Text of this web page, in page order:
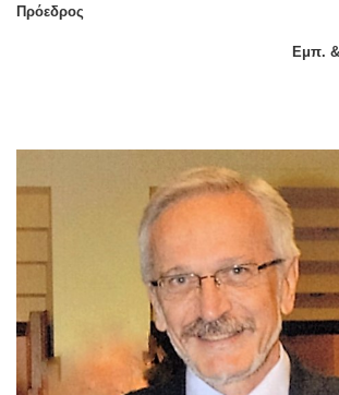
Πρόεδρος
Εμπ.